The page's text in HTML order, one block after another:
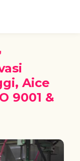
Aice
9001 &